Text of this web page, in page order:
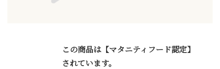
この商品は【マタニティフード認定】
されています。